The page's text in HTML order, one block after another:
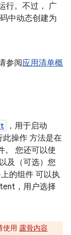
行。不过， 广
中动态创建为
参阅应用清单概
，用于启动
操作 方法是在
。 您还可以使
及（可选）您
的组件 可以执
，用户选择
使用 露骨内容